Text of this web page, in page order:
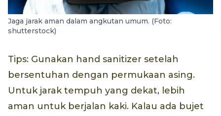
Jaga jarak aman dalam angkutan umum. (Foto:
shutterstock)
Tips: Gunakan hand sanitizer setelah
bersentuhan dengan permukaan asing.
Untuk jarak tempuh yang dekat, lebih
aman untuk berjalan kaki. Kalau ada bujet